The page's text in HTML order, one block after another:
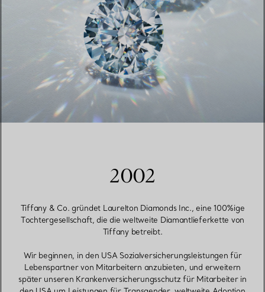
2002
Tiffany & Co. gründet Laurelton Diamonds Inc., eine 100%ige
Tochtergesellschaft, die die weltweite Diamantlieferkette von
Tiffany betreibt.
Wir beginnen, in den USA Sozialversicherungsleistungen für
Lebenspartner von Mitarbeitern anzubieten, und erweitern
später unseren Krankenversicherungsschutz für Mitarbeiter in